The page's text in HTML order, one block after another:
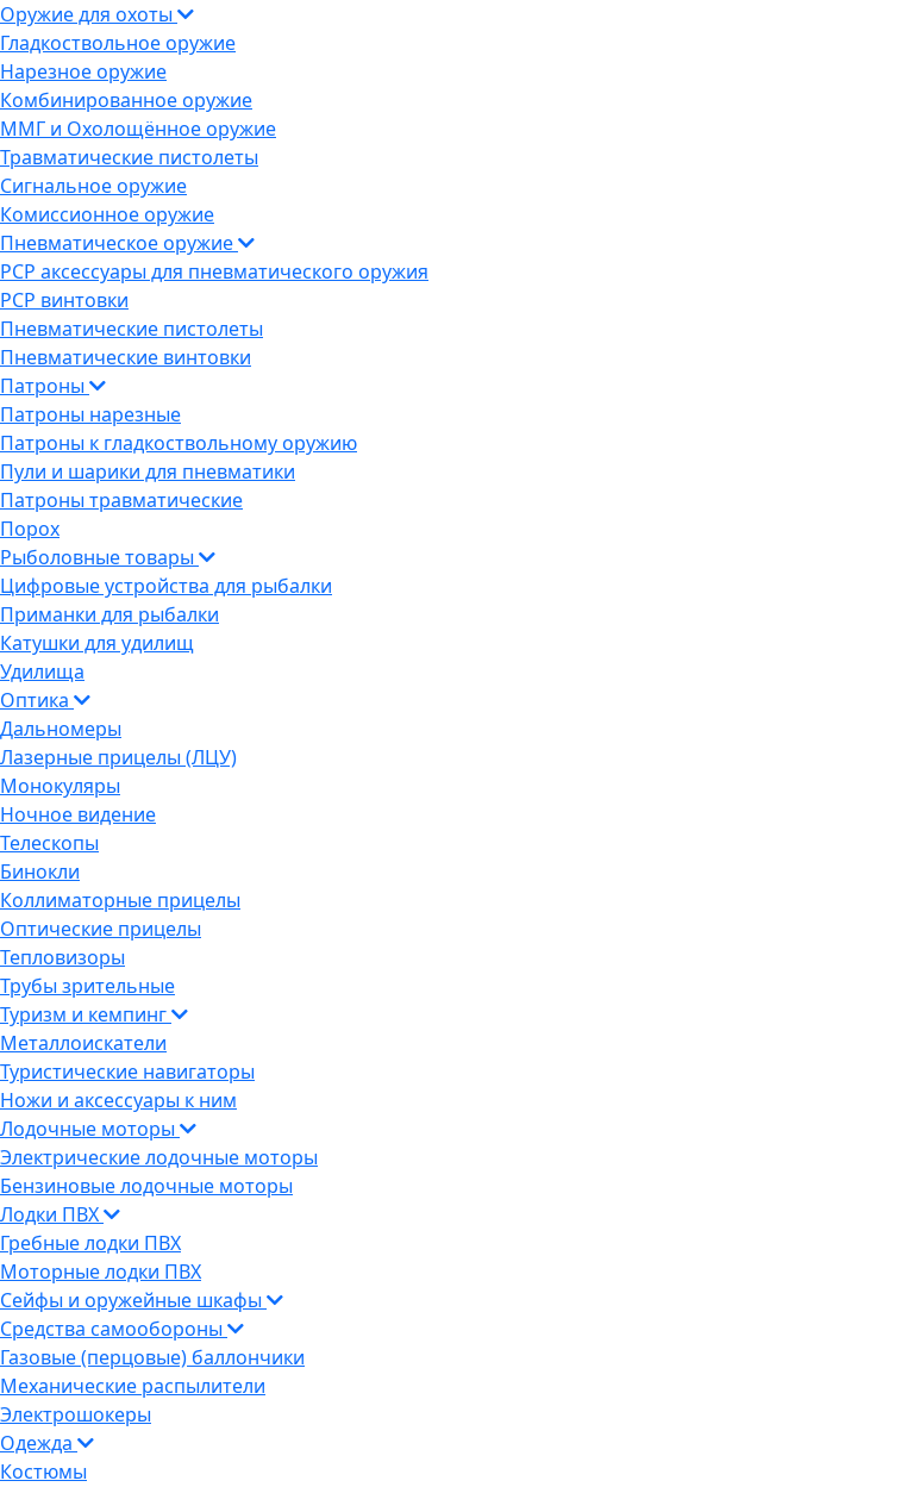
Оружие для охоты
Гладкоствольное оружие
Нарезное оружие
Комбинированное оружие
ММГ и Охолощённое оружие
Травматические пистолеты
Сигнальное оружие
Комиссионное оружие
Пневматическое оружие
PCP аксессуары для пневматического оружия
PCP винтовки
Пневматические пистолеты
Пневматические винтовки
Патроны
Патроны нарезные
Патроны к гладкоствольному оружию
Пули и шарики для пневматики
Патроны травматические
Порох
Рыболовные товары
Цифровые устройства для рыбалки
Приманки для рыбалки
Катушки для удилищ
Удилища
Оптика
Дальномеры
Лазерные прицелы (ЛЦУ)
Монокуляры
Ночное видение
Телескопы
Бинокли
Коллиматорные прицелы
Оптические прицелы
Тепловизоры
Трубы зрительные
Туризм и кемпинг
Металлоискатели
Туристические навигаторы
Ножи и аксессуары к ним
Лодочные моторы
Электрические лодочные моторы
Бензиновые лодочные моторы
Лодки ПВХ
Гребные лодки ПВХ
Моторные лодки ПВХ
Сейфы и оружейные шкафы
Средства самообороны
Газовые (перцовые) баллончики
Механические распылители
Электрошокеры
Одежда
Костюмы